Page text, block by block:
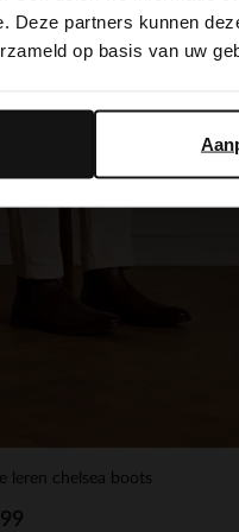
Deze partners kunnen
op basis van uw
leren chelsea boots